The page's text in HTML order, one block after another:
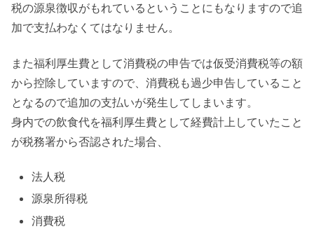
税の源泉徴収がもれているということにもなりますので追
加で支払わなくてはなりません。
また福利厚生費として消費税の申告では仮受消費税等の額
から控除していますので、消費税も過少申告していること
となるので追加の支払いが発生してしまいます。
身内での飲食代を福利厚生費として経費計上していたこと
が税務署から否認された場合、
法人税
源泉所得税
消費税